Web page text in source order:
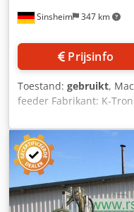
Sinsheim 347 km
Prijsinfo
Toestand: gebruikt,
feeder Fabrikant: K-
130QC Dedpfeiv Ic Ejx
Snelheid:
Motoraandrijving: 0,25
Afmetingen: Lengte
1200mm Leeggewicht:
Opmerking:
Staat: Gebruikt Prijs: